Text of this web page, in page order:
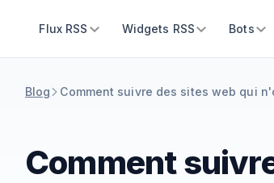
Flux RSS Widgets RSS Bots
Blog Comment suivre des sites web qui
Comment